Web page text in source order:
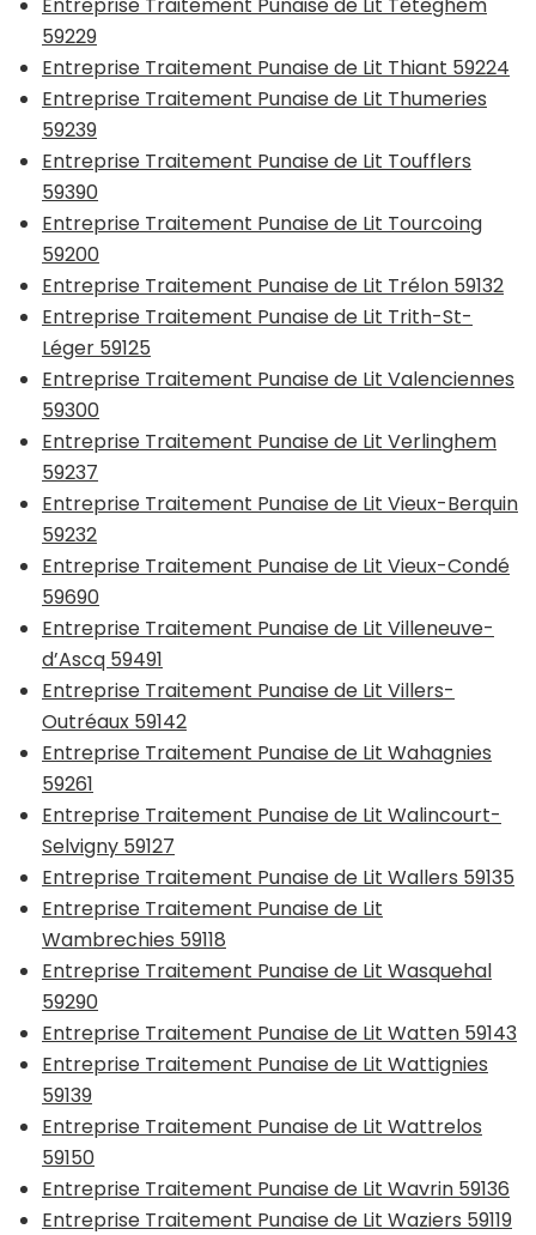
59229
Entreprise Traitement Punaise de Lit Thiant 59224
Entreprise Traitement Punaise de Lit Thumeries
59239
Entreprise Traitement Punaise de Lit Toufflers
59390
Entreprise Traitement Punaise de Lit Tourcoing
59200
Entreprise Traitement Punaise de Lit Trélon 59132
Entreprise Traitement Punaise de Lit Trith-St-
Léger 59125
Entreprise Traitement Punaise de Lit Valenciennes
59300
Entreprise Traitement Punaise de Lit Verlinghem
59237
Entreprise Traitement Punaise de Lit Vieux-Berquin
59232
Entreprise Traitement Punaise de Lit Vieux-Condé
59690
Entreprise Traitement Punaise de Lit Villeneuve-
d’Ascq 59491
Entreprise Traitement Punaise de Lit Villers-
Outréaux 59142
Entreprise Traitement Punaise de Lit Wahagnies
59261
Entreprise Traitement Punaise de Lit Walincourt-
Selvigny 59127
Entreprise Traitement Punaise de Lit Wallers 59135
Entreprise Traitement Punaise de Lit
Wambrechies 59118
Entreprise Traitement Punaise de Lit Wasquehal
59290
Entreprise Traitement Punaise de Lit Watten 59143
Entreprise Traitement Punaise de Lit Wattignies
59139
Entreprise Traitement Punaise de Lit Wattrelos
59150
Entreprise Traitement Punaise de Lit Wavrin 59136
Entreprise Traitement Punaise de Lit Waziers 59119